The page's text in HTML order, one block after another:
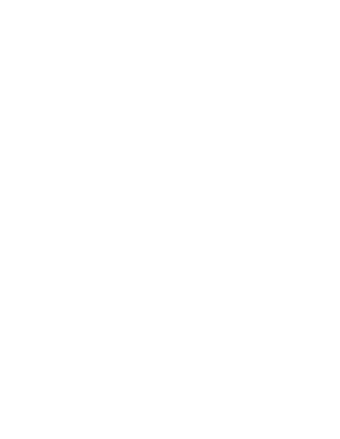
nectar en termes
en pollen, ce qui est
bénéfique pour les abeilles
solitaires, ainsi que pour d’autres
Il existe plus de 500
d'abeilles solitaires.
sont préférablement visitées
spécialistes, d'autres par des
4